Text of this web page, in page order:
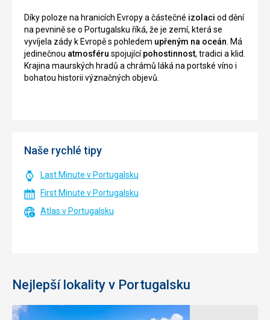
Díky poloze na hranicích Evropy a částečné izolaci od dění
na pevnině se o Portugalsku říká, že je zemí, která se
vyvíjela zády k Evropě s pohledem upřeným na oceán . Má
jedinečnou atmosféru spojujícípohostinnost, tradici a klid.
Krajina maurských hradů a chrámů láká na portské víno i
bohatou historii význačných objevů.
Naše rychlé tipy
Last Minute v Portugalsku
First Minute v Portugalsku
Atlas v Portugalsku
Nejlepší lokality v Portugalsku